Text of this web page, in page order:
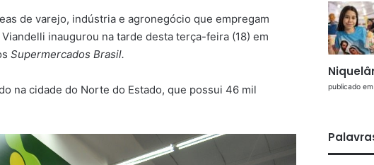
de varejo, indústria e agronegócio que empregam
inaugurou na tarde desta terça-feira (18) em
Supermercados Brasil.
na cidade do Norte do Estado, que possui 46 mil
publicado